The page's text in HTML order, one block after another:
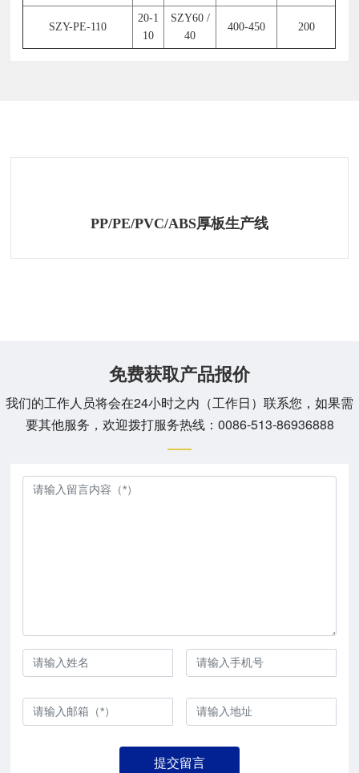
SZY-PE-110
20-1
10
SZY60 /
40
400-450 200
PP/PE/PVC/ABS厚板生产线
免费获取产品报价
我们的工作人员将会在24小时之内（工作日）联系您，如果需
要其他服务，欢迎拨打服务热线： 0086-513-86936888
提交留言